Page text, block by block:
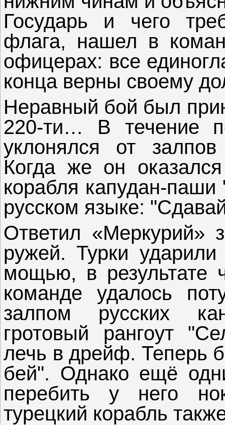
Государь и чего
флага, нашел в
офицерах: все
конца верны своему
Неравный бой был
220-ти… В течение
уклонялся от залпов
Когда же он
корабля капудан-
русском языке:
Ответил «Меркурий»
ружей. Турки
мощью, в результате
команде удалось
залпом русских
гротовый рангоут
лечь в дрейф. Теперь
бей". Однако ещё
перебить у него
турецкий корабль